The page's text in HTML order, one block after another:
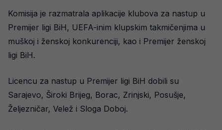
Komisija je razmatrala aplikacije klubova za nastup u
Premijer ligi BiH, UEFA-inim klupskim takmičenjima u
muškoj i ženskoj konkurenciji, kao i Premijer ženskoj
ligi BiH.
Licencu za nastup u Premijer ligi BiH dobili su
Sarajevo, Široki Brijeg, Borac, Zrinjski, Posušje,
Željezničar, Velež i Sloga Doboj.